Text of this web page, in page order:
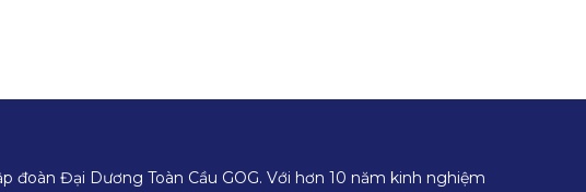
đoàn Đại Dương Toàn Cầu GOG. Với hơn 10 năm kinh nghiệm